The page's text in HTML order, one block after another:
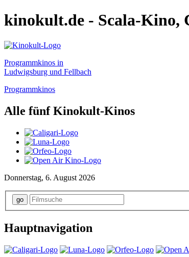
kinokult.de - Scala-Kino,
Programmkinos in
Ludwigsburg und Fellbach
Programmkinos
Alle fünf Kinokult-Kinos
Donnerstag, 6. August 2026
Hauptnavigation